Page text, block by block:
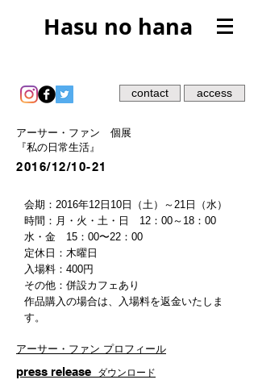
Hasu no hana
contact access
アーサー・ファン 個展
『私の日常生活』
2016/12/10-21
会期：2016年12日10日（土）～21日（水）
時間：月・火・土・日 12：00～18：00
水・金 15：00〜22：00
定休日：木曜日
入場料：400円
その他：併設カフェあり
作品購入の場合は、入場料を返金いたしま
す。
アーサー・ファン プロフィール
press release ダウンロード